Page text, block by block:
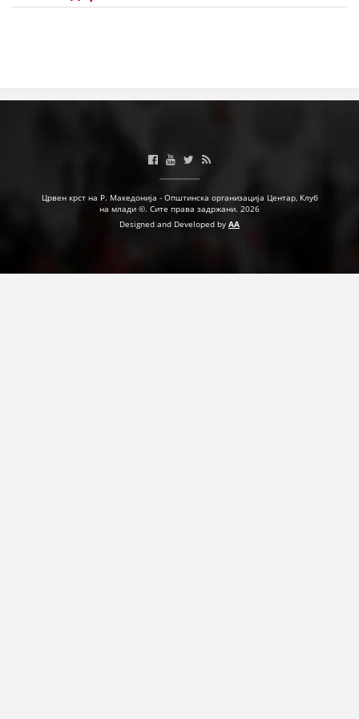
ПРЕЗЕНТАЦИИ
Црвен крст на Р. Македонија - Општинска организација Центар, Клуб
на млади ©. Сите права задржани. 2026
Designed and Developed by AA